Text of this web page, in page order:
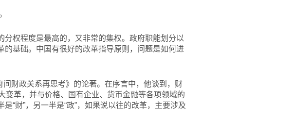
权程度是最高的，又非常的集权。政府职能划分以
基础。中国有很好的改革指导原则，问题是如何进
财政关系再思考》的论著。在序言中，他谈到，财
革，并与价格、国有企业、货币金融等各项领域的
“财”，另一半是“政”，如果说以往的改革，主要涉及